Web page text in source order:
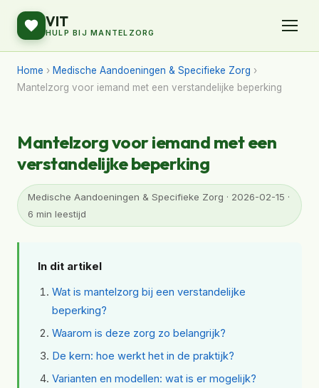
VIT
HULP BIJ MANTELZORG
Home › Medische Aandoeningen & Specifieke Zorg ›
Mantelzorg voor iemand met een verstandelijke beperking
Mantelzorg voor iemand met een
verstandelijke beperking
Medische Aandoeningen & Specifieke Zorg · 2026-02-15 ·
6 min leestijd
In dit artikel
Wat is mantelzorg bij een verstandelijke
beperking?
Waarom is deze zorg zo belangrijk?
De kern: hoe werkt het in de praktijk?
Varianten en modellen: wat is er mogelijk?